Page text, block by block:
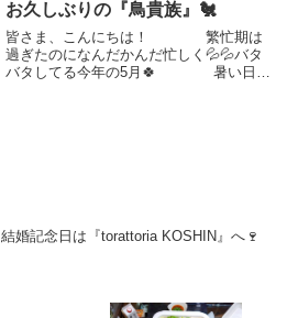
みたいだし、今回の台風は予想が難しか
ったって気象予報士さんが...
お久しぶりの『鳥貴族』🐔
皆さま、こんにちは！ 繁忙期は
過ぎたのになんだかんだ忙しく💦💦バタ
バタしてる今年の5月🍀 暑い日も
結婚記念日は『torattoria KOSHIN』へ🍷